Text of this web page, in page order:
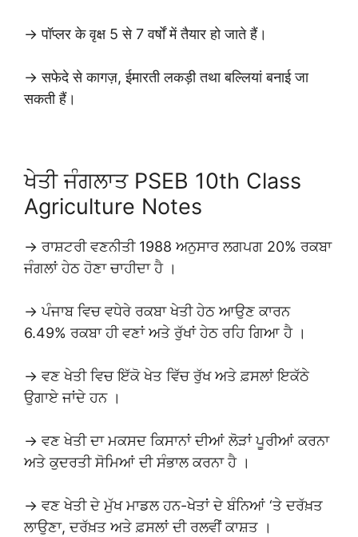
→ पॉप्लर के वृक्ष 5 से 7 वर्षों में तैयार हो जाते हैं।
→ सफेदे से कागज़, ईमारती लकड़ी तथा बल्लियां बनाई जा
सकती हैं।
ਖੇਤੀ ਜੰਗਲਾਤ PSEB 10th Class
Agriculture Notes
→ ਰਾਸ਼ਟਰੀ ਵਣਨੀਤੀ 1988 ਅਨੁਸਾਰ ਲਗਪਗ 20% ਰਕਬਾ
ਜੰਗਲਾਂ ਹੇਠ ਹੋਣਾ ਚਾਹੀਦਾ ਹੈ ।
→ ਪੰਜਾਬ ਵਿਚ ਵਧੇਰੇ ਰਕਬਾ ਖੇਤੀ ਹੇਠ ਆਉਣ ਕਾਰਨ
6.49% ਰਕਬਾ ਹੀ ਵਣਾਂ ਅਤੇ ਰੁੱਖਾਂ ਹੇਠ ਰਹਿ ਗਿਆ ਹੈ ।
→ ਵਣ ਖੇਤੀ ਵਿਚ ਇੱਕੋ ਖੇਤ ਵਿੱਚ ਰੁੱਖ ਅਤੇ ਫ਼ਸਲਾਂ ਇਕੱਠੇ
ਉਗਾਏ ਜਾਂਦੇ ਹਨ ।
→ ਵਣ ਖੇਤੀ ਦਾ ਮਕਸਦ ਕਿਸਾਨਾਂ ਦੀਆਂ ਲੋੜਾਂ ਪੂਰੀਆਂ ਕਰਨਾ
ਅਤੇ ਕੁਦਰਤੀ ਸੋਮਿਆਂ ਦੀ ਸੰਭਾਲ ਕਰਨਾ ਹੈ ।
→ ਵਣ ਖੇਤੀ ਦੇ ਮੁੱਖ ਮਾਡਲ ਹਨ-ਖੇਤਾਂ ਦੇ ਬੰਨਿਆਂ ‘ਤੇ ਦਰੱਖ਼ਤ
ਲਾਉਣਾ, ਦਰੱਖ਼ਤ ਅਤੇ ਫ਼ਸਲਾਂ ਦੀ ਰਲਵੀਂ ਕਾਸ਼ਤ ।